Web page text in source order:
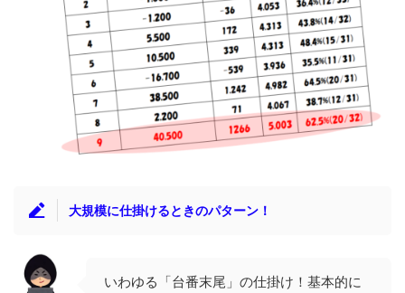
大規模に仕掛けるときのパターン！
いわゆる「台番末尾」の仕掛け！基本的に